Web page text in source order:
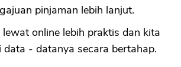
pinjaman lebih lanjut.
online lebih praktis dan kita
data - datanya secara bertahap.